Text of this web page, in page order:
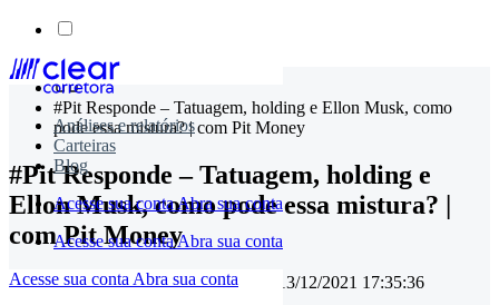
Skip
content
Análises e relatórios
Carteiras
Blog
Acesse sua contaAbra sua conta
Acesse sua contaAbra sua conta
Acesse sua conta Abra sua conta
#Pit Responde – Tatuagem, holding e Ellon Musk, como
pode essa mistura? | com Pit Money
#Pit Responde – Tatuagem, holding e
Ellon Musk, como pode essa mistura? |
com Pit Money
16/07/2021 17:47:28• Atualizado em 13/12/2021 17:35:36